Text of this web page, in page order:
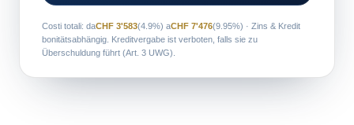
Costi totali: daCHF 3'583(4.9%) aCHF 7'476(9.95%) · Zins & Kredit
bonitätsabhängig. Kreditvergabe ist verboten, falls sie zu
Überschuldung führt (Art. 3 UWG).